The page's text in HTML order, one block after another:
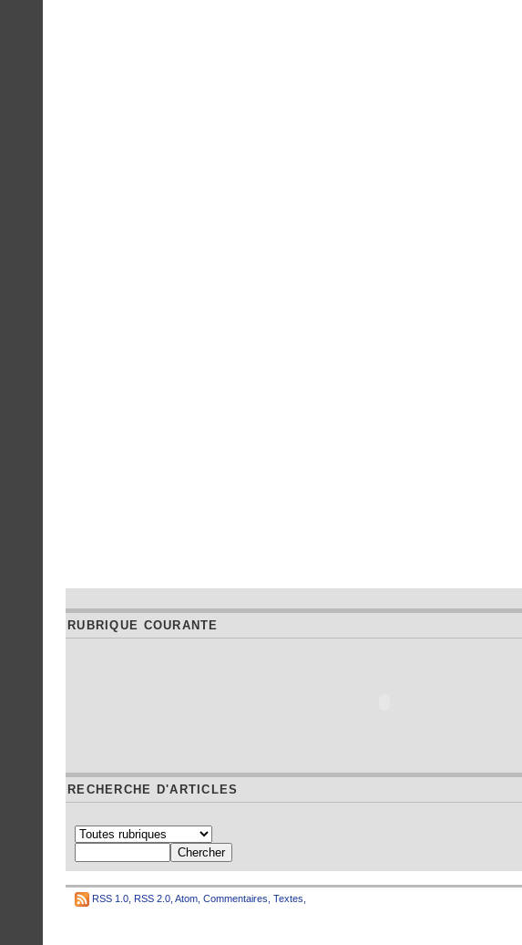
RUBRIQUE COURANTE
RECHERCHE D'ARTICLES
RSS 1.0 RSS 2.0 Atom Commentaires Textes